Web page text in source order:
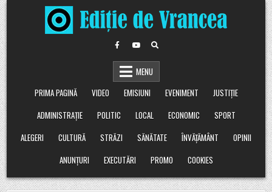
Skip
to
content
MENU
PRIMA PAGINĂ
VIDEO EMISIUNI EVENIMENT
JUSTIȚIE
ADMINISTRAȚIE
POLITIC LOCAL ECONOMIC
SPORT
ALEGERI
CULTURĂ STRĂZI SĂNĂTATE ÎNVĂȚĂMÂNT
OPINII
ANUNȚURI
EXECUTĂRI PROMO COOKIES